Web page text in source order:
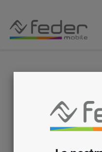
Password